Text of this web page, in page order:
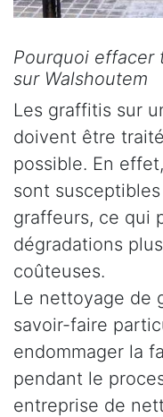
Pourquoi effacer
sur Walshoutem
Les graffitis sur
doivent être
possible. En
sont
graffeurs, ce qui
dégradations
coûteuses.
Le nettoyage de
savoir-faire
endommager la
pendant le
entreprise de